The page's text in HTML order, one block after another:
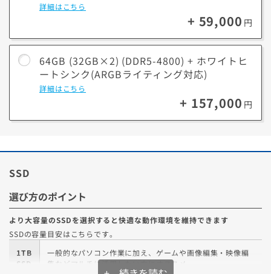
詳細はこちら
+ 59,000 円
64GB (32GB×2) (DDR5-4800) + ホワイトヒ
ートシンク(ARGBライティング対応)
詳細はこちら
+ 157,000 円
SSD
選び方のポイント
より大容量のSSDを選択すると快適な動作環境を維持できます
SSDの容量目安はこちらです。
1TB
SSD
一般的なパソコン作業に加え、ゲームや画像編集・映像編
集などマルチに活用したい方にオススメ